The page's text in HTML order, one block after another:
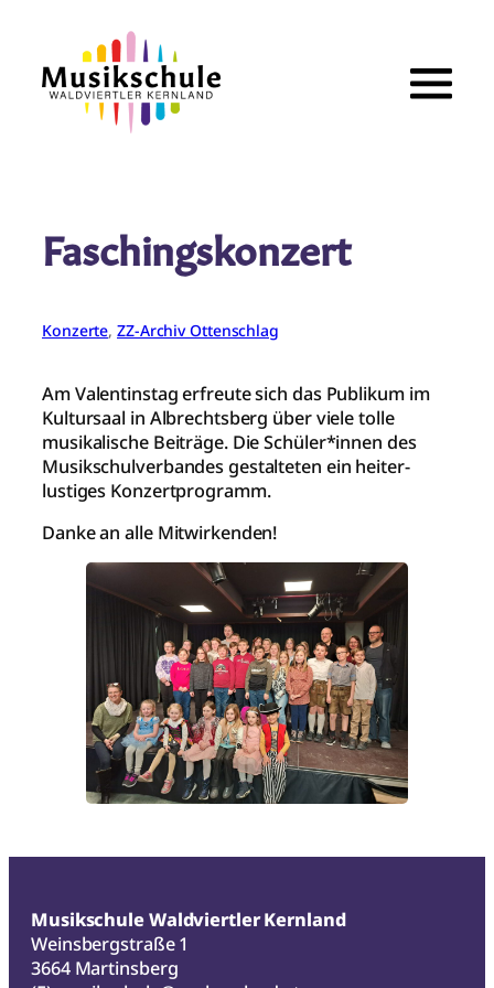
springen
Faschingskonzert
Konzerte, ZZ-Archiv Ottenschlag
Am Valentinstag erfreute sich das Publikum im
Kultursaal in Albrechtsberg über viele tolle
musikalische Beiträge. Die Schüler*innen des
Musikschulverbandes gestalteten ein heiter-
lustiges Konzertprogramm.
Danke an alle Mitwirkenden!
Musikschule Waldviertler Kernland
Weinsbergstraße 1
3664 Martinsberg